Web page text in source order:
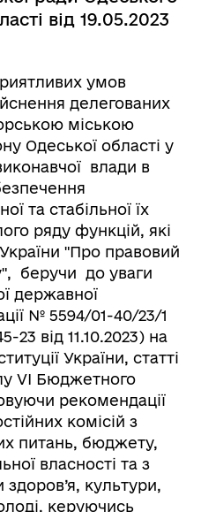
від 19.05.2023
умов
делегованих
міською
Одеської області у
влади в
та стабільної їх
ряду функцій, які
"Про правовий
беручи до уваги
державної
№ 5594/01-40/23/1
23 від 11.10.2023) на
України, статті
VI Бюджетного
рекомендації
комісій з
питань, бюджету,
власності та з
здоров’я, культури,
керуючись